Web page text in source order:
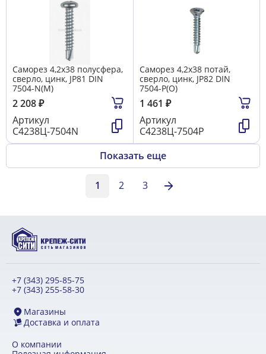
Саморез 4,2х38 полусфера,
сверло, цинк, JP81 DIN
7504-N(М)
2 208₽
Артикул
С4238Ц-7504N
Саморез 4,2х38 потай,
сверло, цинк, JP82 DIN
7504-Р(О)
1 461 ₽
Артикул
С4238Ц-7504Р
Показать еще
1 2 3
+7 (343) 295-85-75
+7 (343) 255-58-30
Магазины
Доставка и оплата
О компании